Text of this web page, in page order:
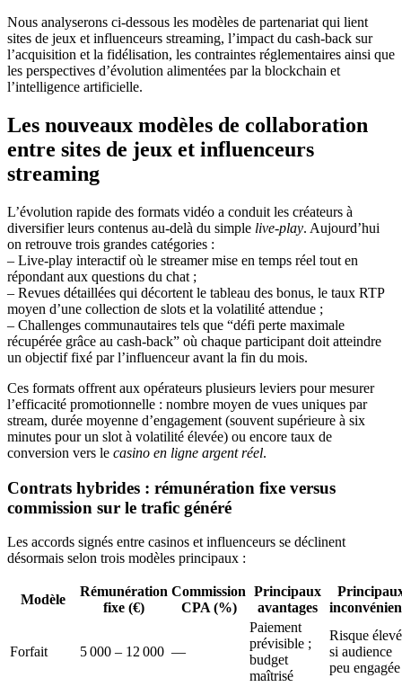
Nous analyserons ci‑dessous les modèles de partenariat qui lient
sites de jeux et influenceurs streaming, l’impact du cash‑back sur
l’acquisition et la fidélisation, les contraintes réglementaires ainsi que
les perspectives d’évolution alimentées par la blockchain et
l’intelligence artificielle.
Les nouveaux modèles de collaboration
entre sites de jeux et influenceurs
streaming
L’évolution rapide des formats vidéo a conduit les créateurs à
diversifier leurs contenus au-delà du simple live‑play. Aujourd’hui
on retrouve trois grandes catégories :
– Live‑play interactif où le streamer mise en temps réel tout en
répondant aux questions du chat ;
– Revues détaillées qui décortent le tableau des bonus, le taux RTP
moyen d’une collection de slots et la volatilité attendue ;
– Challenges communautaires tels que “défi perte maximale
récupérée grâce au cash‑back” où chaque participant doit atteindre
un objectif fixé par l’influenceur avant la fin du mois.
Ces formats offrent aux opérateurs plusieurs leviers pour mesurer
l’efficacité promotionnelle : nombre moyen de vues uniques par
stream, durée moyenne d’engagement (souvent supérieure à six
minutes pour un slot à volatilité élevée) ou encore taux de
conversion vers le casino en ligne argent réel.
Contrats hybrides : rémunération fixe versus
commission sur le trafic généré
Les accords signés entre casinos et influenceurs se déclinent
désormais selon trois modèles principaux :
Modèle
Rémunération
fixe (€)
Commission
CPA (%)
Principaux
avantages
Forfait 5 000 – 12 000 —
Paiement
prévisible ;
budget
maîtrisé
Risque élevé
si audience
peu engagée